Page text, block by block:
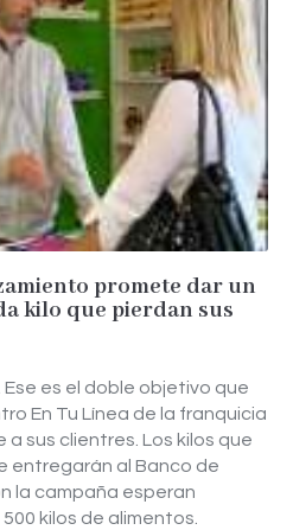
promete dar un
kilo que pierdan sus
es el doble objetivo que
En Tu Línea de la franquicia
sus clientres. Los kilos que
entregarán al Banco de
la campaña esperan
kilos de alimentos.